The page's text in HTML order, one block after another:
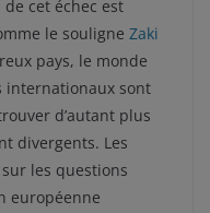
de cet échec est
le souligne Zaki
pays, le monde
internationaux sont
d’autant plus
divergents. Les
les questions
européenne